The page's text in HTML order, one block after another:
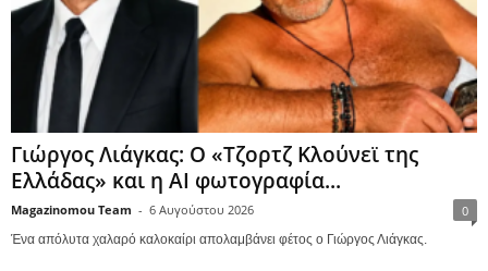
Γιώργος Λιάγκας: Ο «Τζορτζ Κλούνεϊ της
Ελλάδας» και η AI φωτογραφία...
Magazinomou Team - 6 Αυγούστου 2026 0
Ένα απόλυτα χαλαρό καλοκαίρι απολαμβάνει φέτος ο Γιώργος Λιάγκας.